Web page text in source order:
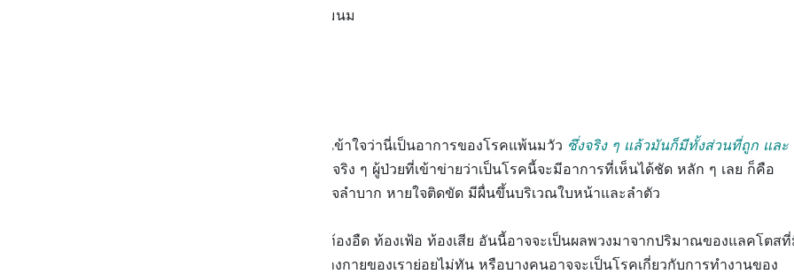
มีอาการอาเจียนหลังจากดื่มนม
ซึ่งเจ้าอาการเหล่านี้ ทำให้หลายคนเข้าใจว่านี่เป็นอาการของโรคแพ้นมวัว ซึ่งจริง ๆ แล้วมันก็มีทั้งส่วนที่ถูก และ
เพราะถ้าเราพูดถึงโรคแพ้นมวัวจริง ๆ ผู้ป่วยที่เข้าข่ายว่าเป็นโรคนี้จะมีอาการที่เห็นได้ชัด หลัก ๆ เลย ก็คือ
อาการอาเจียนหลังจากดื่มนม หายใจลำบาก หายใจติดขัด มีผื่นขึ้นบริเวณใบหน้าและลำตัว
แต่ถ้าใครที่มีอาการอาหารไม่ย่อย ท้องอืด ท้องเฟ้อ ท้องเสีย อันนี้อาจจะเป็นผลพวงมาจากปริมาณของแลคโตส
อยู่ในนม ที่มีเยอะจนเกินไป ทำให้ร่างกายของเราย่อยไม่ทัน หรือบางคนอาจจะเป็นโรคเกี่ยวกับการทำงานของ